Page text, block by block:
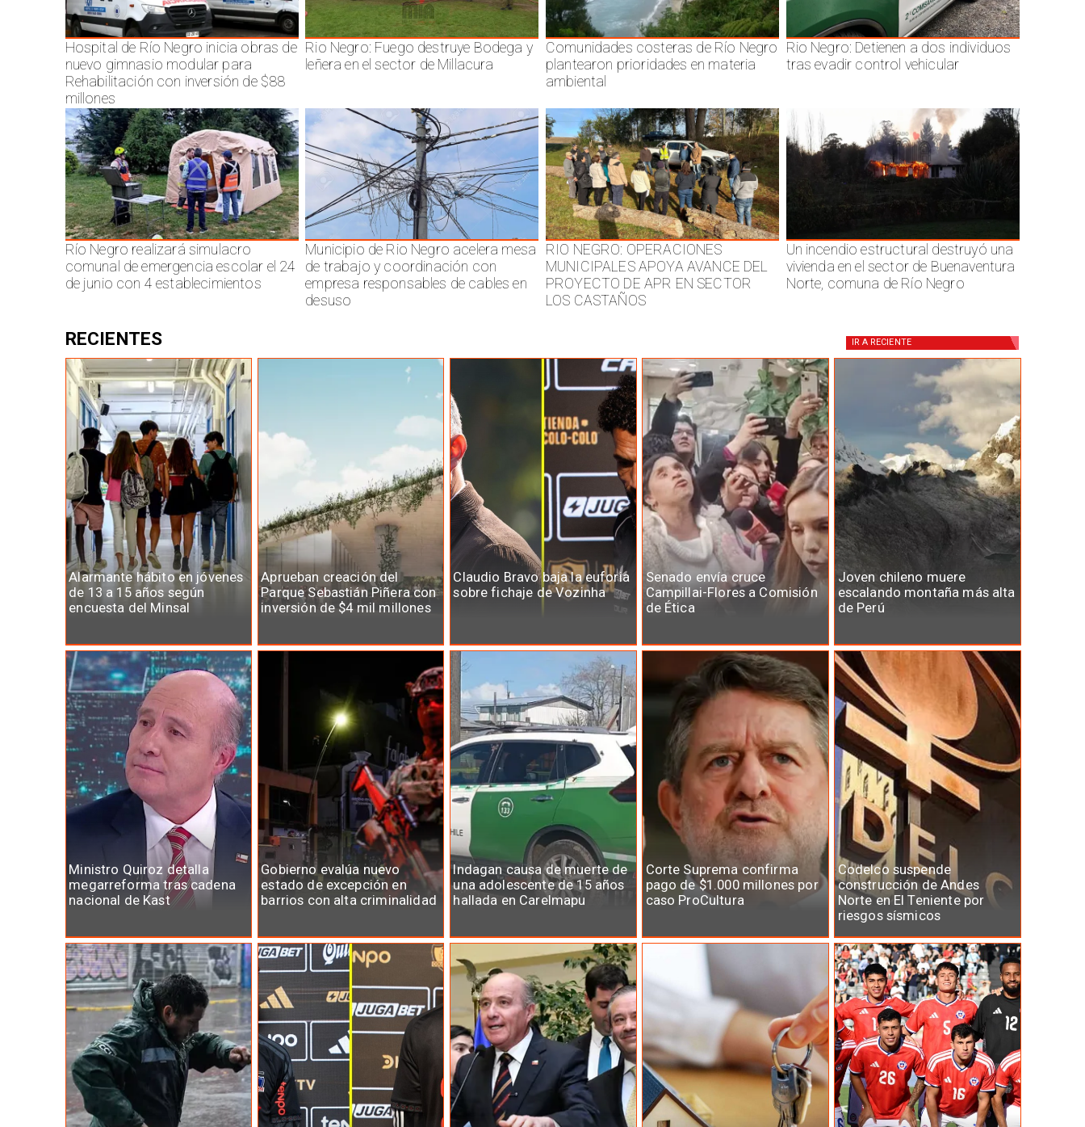
Hospital de Río Negro inicia obras de
nuevo gimnasio modular para
Rehabilitación con inversión de $88
millones
Rio Negro: Fuego destruye Bodega y
leñera en el sector de Millacura
Comunidades costeras de Río Negro
plantearon prioridades en materia
ambiental
Rio Negro: Detienen a dos individuos
tras evadir control vehicular
Río Negro realizará simulacro
comunal de emergencia escolar el 24
de junio con 4 establecimientos
Municipio de Rio Negro acelera mesa
de trabajo y coordinación con
empresa responsables de cables en
desuso
RIO NEGRO: OPERACIONES
MUNICIPALES APOYA AVANCE DEL
PROYECTO DE APR EN SECTOR
LOS CASTAÑOS
Un incendio estructural destruyó una
vivienda en el sector de Buenaventura
Norte, comuna de Río Negro
Alarmante hábito en jóvenes
de 13 a 15 años según
encuesta del Minsal
Aprueban creación del
Parque Sebastián Piñera con
inversión de $4 mil millones
Claudio Bravo baja la euforia
sobre fichaje de Vozinha
Senado envía cruce
Campillai-Flores a Comisión
de Ética
Joven chileno muere
escalando montaña más alta
de Perú
Ministro Quiroz detalla
megarreforma tras cadena
nacional de Kast
Gobierno evalúa nuevo
estado de excepción en
barrios con alta criminalidad
Indagan causa de muerte de
una adolescente de 15 años
hallada en Carelmapu
Corte Suprema confirma
pago de $1.000 millones por
caso ProCultura
Codelco suspende
construcción de Andes
Norte en El Teniente por
riesgos sísmicos
RECIENTES IR A RECIENTE